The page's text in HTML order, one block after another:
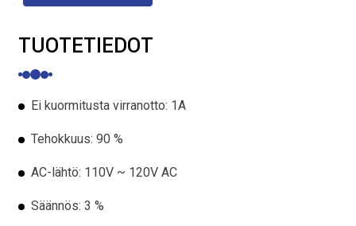
TUOTETIEDOT
Ei kuormitusta virranotto: 1A
Tehokkuus: 90 %
AC-lähtö: 110V ~ 120V AC
Säännös: 3 %